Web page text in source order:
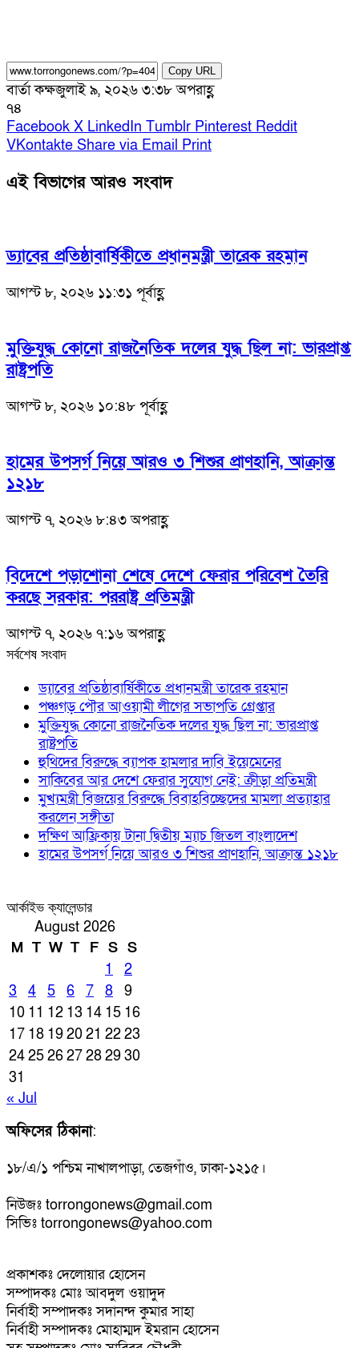
Copy URL
বার্তা কক্ষজুলাই ৯, ২০২৬ ৩:৩৮ অপরাহ্ণ
৭৪
Facebook X LinkedIn Tumblr Pinterest Reddit
VKontakte Share via Email Print
এই বিভাগের আরও সংবাদ
ড্যাবের প্রতিষ্ঠাবার্ষিকীতে প্রধানমন্ত্রী তারেক রহমান
আগস্ট ৮, ২০২৬ ১১:৩১ পূর্বাহ্ণ
মুক্তিযুদ্ধ কোনো রাজনৈতিক দলের যুদ্ধ ছিল না: ভারপ্রাপ্ত
রাষ্ট্রপতি
আগস্ট ৮, ২০২৬ ১০:৪৮ পূর্বাহ্ণ
হামের উপসর্গ নিয়ে আরও ৩ শিশুর প্রাণহানি, আক্রান্ত
১২১৮
আগস্ট ৭, ২০২৬ ৮:৪৩ অপরাহ্ণ
বিদেশে পড়াশোনা শেষে দেশে ফেরার পরিবেশ তৈরি
করছে সরকার: পররাষ্ট্র প্রতিমন্ত্রী
আগস্ট ৭, ২০২৬ ৭:১৬ অপরাহ্ণ
সর্বশেষ সংবাদ
ড্যাবের প্রতিষ্ঠাবার্ষিকীতে প্রধানমন্ত্রী তারেক রহমান
পঞ্চগড় পৌর আওয়ামী লীগের সভাপতি গ্রেপ্তার
মুক্তিযুদ্ধ কোনো রাজনৈতিক দলের যুদ্ধ ছিল না: ভারপ্রাপ্ত
রাষ্ট্রপতি
হুথিদের বিরুদ্ধে ব্যাপক হামলার দাবি ইয়েমেনের
সাকিবের আর দেশে ফেরার সুযোগ নেই: ক্রীড়া প্রতিমন্ত্রী
মুখ্যমন্ত্রী বিজয়ের বিরুদ্ধে বিবাহবিচ্ছেদের মামলা প্রত্যাহার
করলেন সঙ্গীতা
দক্ষিণ আফ্রিকায় টানা দ্বিতীয় ম্যাচ জিতল বাংলাদেশ
হামের উপসর্গ নিয়ে আরও ৩ শিশুর প্রাণহানি, আক্রান্ত ১২১৮
আর্কাইভ ক্যালেন্ডার
August 2026
M T W T F S S
1
2
3
4 5 6 7 8
9
10 11 12 13 14 15 16
17 18 192021 2223
24252627282930
31
« Jul
অফিসের ঠিকানা:
১৮/এ/১ পশ্চিম নাখালপাড়া, তেজগাঁও, ঢাকা-১২১৫।
নিউজঃ torrongonews@gmail.com
সিভিঃ torrongonews@yahoo.com
প্রকাশকঃ দেলোয়ার হোসেন
সম্পাদকঃ মোঃ আবদুল ওয়াদুদ
নির্বাহী সম্পাদকঃ সদানন্দ কুমার সাহা
নির্বাহী সম্পাদকঃ মোহাম্মদ ইমরান হোসেন